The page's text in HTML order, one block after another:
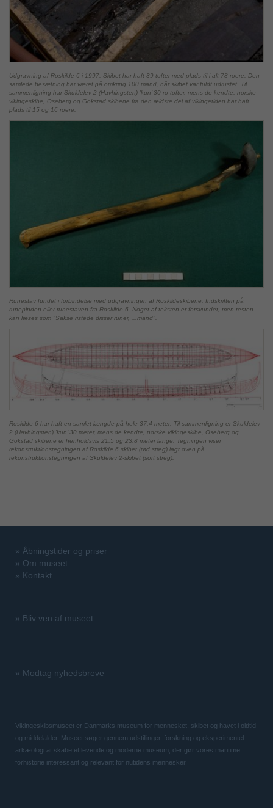
Udgravning af Roskilde 6 i 1997. Skibet har haft 39 tofter med plads til i alt 78 roere. Den
samlede besætning har været på omkring 100 mand, når skibet var fuldt udrustet. Til
sammenligning har Skuldelev 2 (Havhingsten) ’kun’ 30 ro-tofter, mens de kendte, norske
vikingeskibe, Oseberg og Gokstad skibene fra den ældste del af vikingetiden har haft
plads til 15 og 16 roere.
Runestav fundet i forbindelse med udgravningen af Roskildeskibene. Indskriften på
runepinden eller runestaven fra Roskilde 6. Noget af teksten er forsvundet, men resten
kan læses som "Sakse ristede disser runer, ...mand".
Roskilde 6 har haft en samlet længde på hele 37,4 meter. Til sammenligning er Skuldelev
2 (Havhingsten) ’kun’ 30 meter, mens de kendte, norske vikingeskibe, Oseberg og
Gokstad skibene er henholdsvis 21,5 og 23,8 meter lange. Tegningen viser
rekonstruktionstegningen af Roskilde 6 skibet (rød streg) lagt oven på
rekonstruktionstegningen af Skuldelev 2-skibet (sort streg).
» Åbningstider og priser
» Om museet
» Kontakt
» Bliv ven af museet
» Modtag nyhedsbreve
Vikingeskibsmuseet er Danmarks museum for mennesket, skibet og havet i oldtid
og middelalder. Museet søger gennem udstillinger, forskning og eksperimentel
arkæologi at skabe et levende og moderne museum, der gør vores maritime
forhistorie interessant og relevant for nutidens mennesker.